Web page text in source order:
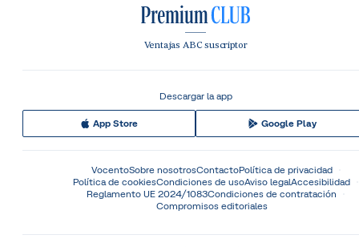
Ventajas ABC suscriptor
Descargar la app
App Store Google Play
VocentoSobre nosotrosContactoPolítica de privacidad
Política de cookiesCondiciones de usoAviso legalAccesibilidad
Reglamento UE 2024/1083Condiciones de contratación
Compromisos editoriales